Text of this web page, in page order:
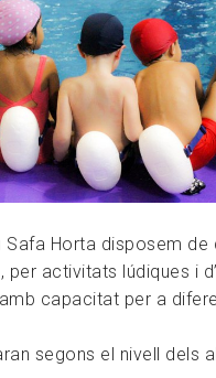
Safa Horta disposem
per activitats lúdiques i
capacitat per a
segons el nivell dels